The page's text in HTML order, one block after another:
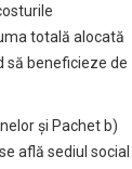
totală alocată
să beneficieze de
și Pachet b)
află sediul social